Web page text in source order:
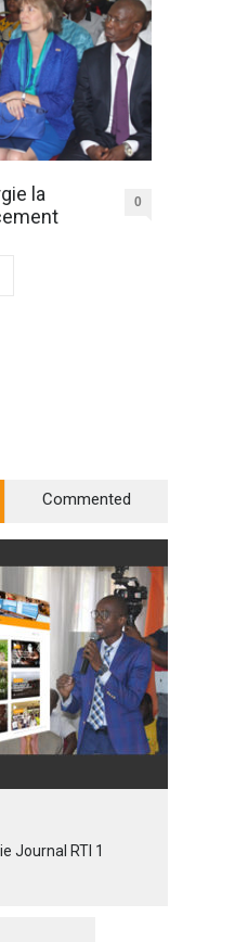
la
0
Commented
Journal RTI 1